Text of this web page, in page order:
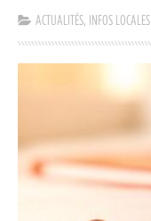
ACTUALITÉS INFOS LOCALES